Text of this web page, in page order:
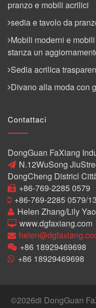
pranzo e mobili acrilici
sedia e tavolo da
Mobili moderni e
stanza un
Sedia acrilica
Divano alla moda con
Contattaci
DongGuan FaXiang
N.12WuSong
DongCheng Districl
+86-769-2285 0579
+86-769-2285 0579/
Helen Zhang/Lily Yao
www.dgfaxiang.com
+86 18929469698
+86 18929469698
©2026di DongGuan